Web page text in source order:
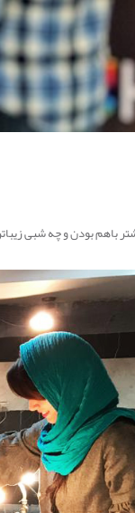
باهم بودن و چه شبی